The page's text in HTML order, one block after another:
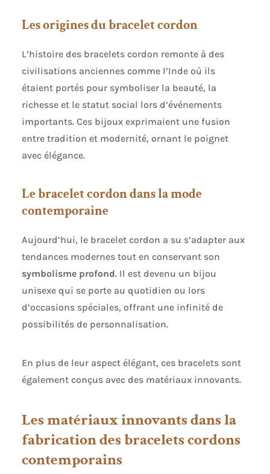
Les origines du bracelet cordon
L’histoire des bracelets cordon remonte à des
civilisations anciennes comme l’Inde où ils
étaient portés pour symboliser la beauté, la
richesse et le statut social lors d’événements
importants. Ces bijoux exprimaient une fusion
entre tradition et modernité, ornant le poignet
avec élégance.
Le bracelet cordon dans la mode
contemporaine
Aujourd’hui, le bracelet cordon a su s’adapter aux
tendances modernes tout en conservant son
symbolisme profond. Il est devenu un bijou
unisexe qui se porte au quotidien ou lors
d’occasions spéciales, offrant une infinité de
possibilités de personnalisation.
En plus de leur aspect élégant, ces bracelets sont
également conçus avec des matériaux innovants.
Les matériaux innovants dans la
fabrication des bracelets cordons
contemporains